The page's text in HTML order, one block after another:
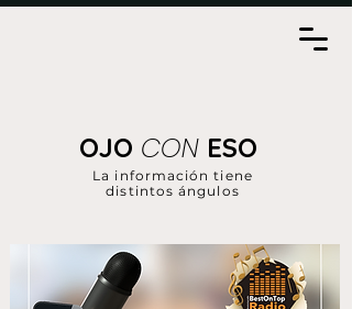
La información tiene
distintos ángulos
OJO CON ESO